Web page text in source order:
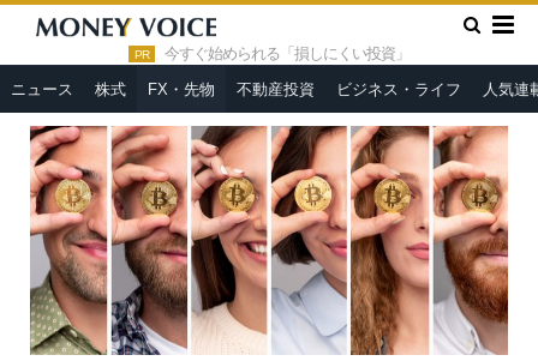
PR 今すぐ始められる「損しにくい投資」
ニュース 株式 FX・先物 不動産投資 ビジネス・ライフ 人気連
HOME » FX・先物 »
2022年ビットコインはどこまで上がる？
海外勢が注目する暗号通貨の相場予測＝高島康司